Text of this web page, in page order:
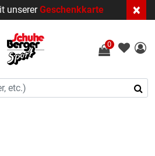
unsererGeschenkkarte ×
0